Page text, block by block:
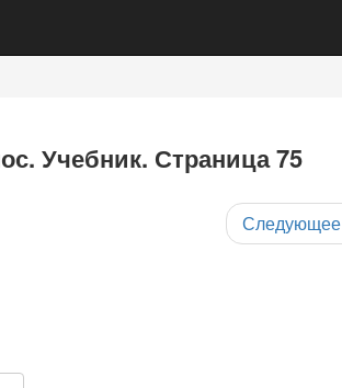
Учебник. Страница 75
Следующее